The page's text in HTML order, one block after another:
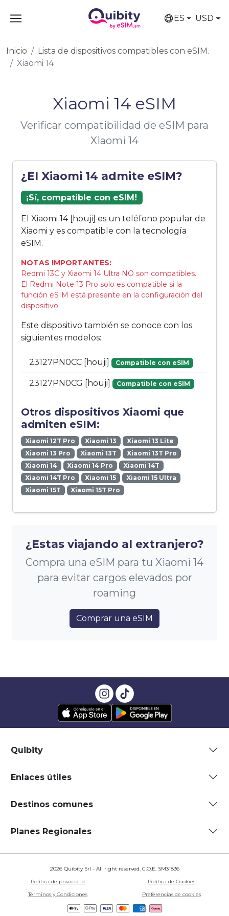
ES USD
Inicio
Lista de dispositivos compatibles con eSIM.
Xiaomi 14
Xiaomi 14 eSIM
Verificar compatibilidad de eSIM para
Xiaomi 14
¿El Xiaomi 14 admite eSIM?
¡Sí, compatible con eSIM!
El Xiaomi 14 [houji] es un teléfono popular de
Xiaomi y es compatible con la tecnología
eSIM.
NOTAS IMPORTANTES:
Redmi 13C y Xiaomi 14 Ultra NO son compatibles.
El Redmi Note 13 Pro solo es compatible si la
función eSIM está presente en la configuración del
dispositivo.
Este dispositivo también se conoce con los
siguientes modelos:
23127PN0CC [houji] Compatible con eSIM
23127PN0CG [houji] Compatible con eSIM
Otros dispositivos Xiaomi que
admiten eSIM:
Xiaomi 12T Pro Xiaomi 13
Xiaomi 13 Lite
Xiaomi 13 Pro
Xiaomi 13T
Xiaomi 13T Pro
Xiaomi 14
Xiaomi 14 Pro
Xiaomi 14T
Xiaomi 14T Pro
Xiaomi 15
Xiaomi 15 Ultra
Xiaomi 15T
Xiaomi 15T Pro
¿Estas viajando al extranjero?
Compra una eSIM para tu Xiaomi 14
para evitar cargos elevados por
roaming
Comprar una eSIM
Quibity
Enlaces útiles
Destinos comunes
Planes Regionales
2026 Quibity Srl - All right reserved. C.O.E. SM31836
Política de privacidad
Política de Cookies
Términos y Condiciones
Preferencias de cookies